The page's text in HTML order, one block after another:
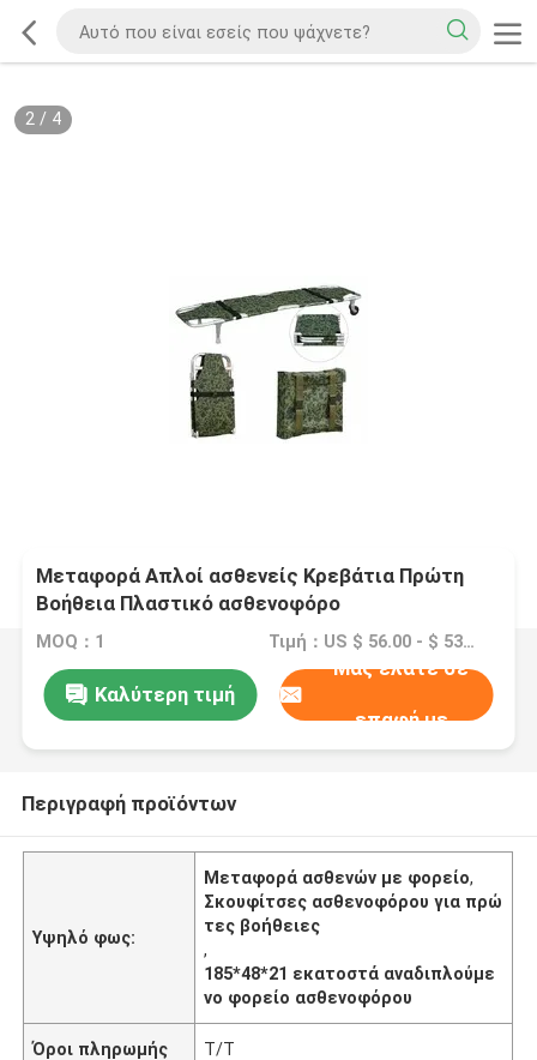
2/ 4
Μεταφορά Απλοί ασθενείς Κρεβάτια Πρώτη
Βοήθεια Πλαστικό ασθενοφόρο
MOQ：1 Τιμή：US $ 56.00 - $ 53.00/ pcs
Καλύτερη τιμή
Μας ελάτε σε
επαφή με
Περιγραφή προϊόντων
Υψηλό φως:
Μεταφορά ασθενών με φορείο,
Σκουφίτσες ασθενοφόρου για πρώ
τες βοήθειες
,
185*48*21 εκατοστά αναδιπλούμε
νο φορείο ασθενοφόρου
Όροι πληρωμής Τ/Τ